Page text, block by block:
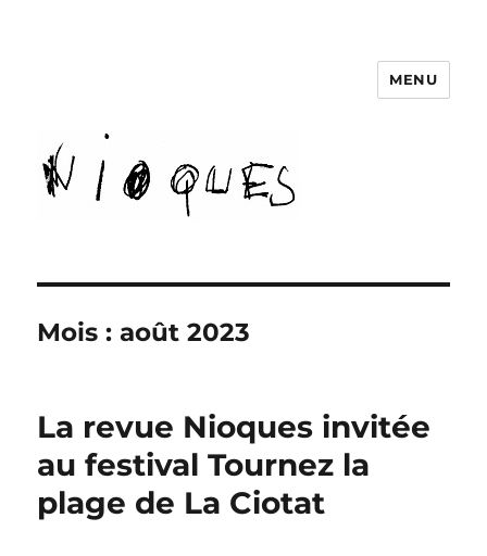
MENU
Mois :août 2023
La revue Nioques invitée
au festival Tournez la
plage de La Ciotat